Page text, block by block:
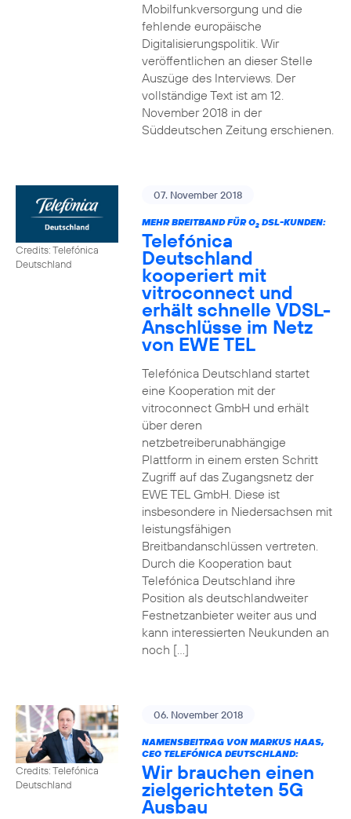
Mobilfunkversorgung und die
fehlende europäische
Digitalisierungspolitik. Wir
veröffentlichen an dieser Stelle
Auszüge des Interviews. Der
vollständige Text ist am 12.
November 2018 in der
Süddeutschen Zeitung erschienen.
Credits: Telefónica
Deutschland
07. November 2018
MEHR BREITBAND FÜR O2DSL-KUNDEN:
Telefónica
Deutschland
kooperiert mit
vitroconnect und
erhält schnelle VDSL-
Anschlüsse im Netz
von EWE TEL
Telefónica Deutschland startet
eine Kooperation mit der
vitroconnect GmbH und erhält
über deren
netzbetreiberunabhängige
Plattform in einem ersten Schritt
Zugriff auf das Zugangsnetz der
EWE TEL GmbH. Diese ist
insbesondere in Niedersachsen mit
leistungsfähigen
Breitbandanschlüssen vertreten.
Durch die Kooperation baut
Telefónica Deutschland ihre
Position als deutschlandweiter
Festnetzanbieter weiter aus und
kann interessierten Neukunden an
noch […]
Credits: Telefónica
Deutschland
06. November 2018
NAMENSBEITRAG VON MARKUS HAAS,
CEO TELEFÓNICA DEUTSCHLAND:
Wir brauchen einen
zielgerichteten 5G
Ausbau